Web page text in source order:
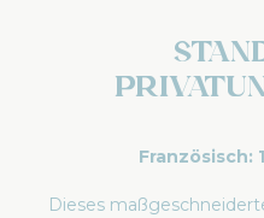
Französisch:
Dieses